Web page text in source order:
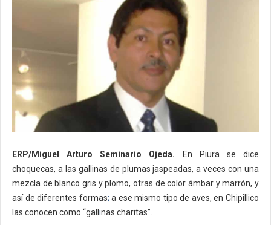
ERP/Miguel Arturo Seminario Ojeda.
En Piura se dice
choquecas, a las gallinas de plumas jaspeadas, a veces con una
mezcla de blanco gris y plomo, otras de color ámbar y marrón, y
así de diferentes formas; a ese mismo tipo de aves, en Chipillico
las conocen como “gall inas charitas”.